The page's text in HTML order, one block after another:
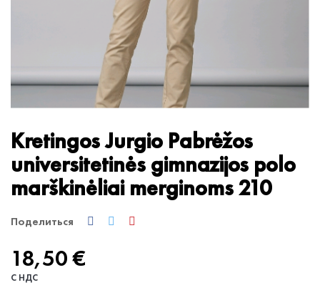
Kretingos Jurgio Pabrėžos
universitetinės gimnazijos polo
marškinėliai merginoms 210
Поделиться
18,50 €
С НДС